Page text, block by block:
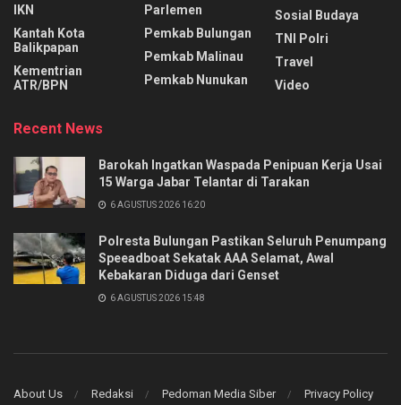
IKN
Kantah Kota
Balikpapan
Kementrian
ATR/BPN
Parlemen
Pemkab Bulungan
Pemkab Malinau
Pemkab Nunukan
Sosial Budaya
TNI Polri
Travel
Video
Recent News
Barokah Ingatkan Waspada Penipuan Kerja Usai
15 Warga Jabar Telantar di Tarakan
6 AGUSTUS 2026 16:20
Polresta Bulungan Pastikan Seluruh Penumpang
Speeadboat Sekatak AAA Selamat, Awal
Kebakaran Diduga dari Genset
6 AGUSTUS 2026 15:48
About Us Redaksi Pedoman Media Siber Privacy Policy